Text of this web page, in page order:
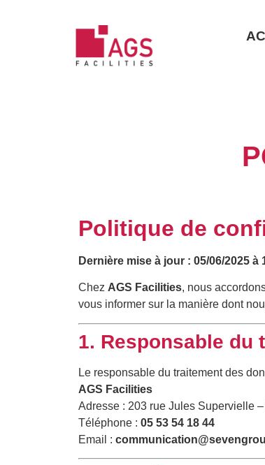
Politique de
Dernière mise à jour : 05/06/2025 à
Chez AGS Facilities, nous
vous informer sur la manière dont
1. Responsable du
Le responsable du traitement des
AGS Facilities
Adresse : 203 rue Jules Supervielle
Téléphone : 05 53 54 18 44
Email :